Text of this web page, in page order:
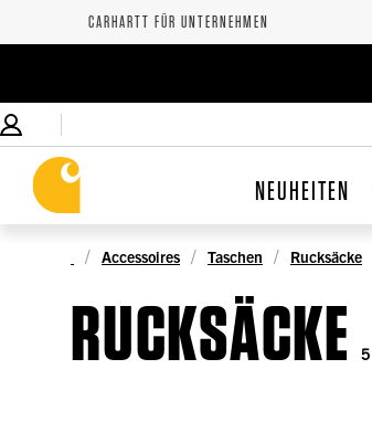
CARHARTT FÜR UNTERNEHMEN
NEUHEITEN
Accessoires Taschen Rucksäcke
RUCKSÄCKE 5